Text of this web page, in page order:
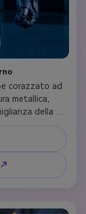
corazzato ad
metallica,
della
con linee
avanzati e
per
futuristico di
che le